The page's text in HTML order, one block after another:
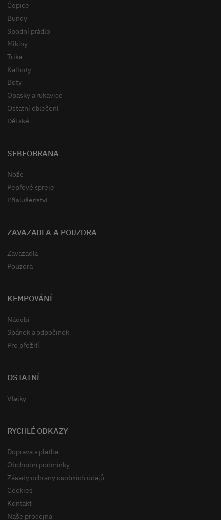
Čepice
Bundy
Spodní prádlo
Mikiny
Trika
Kalhoty
Boty
Opasky a rukavice
Ostatní oblečení
Dětské
SEBEOBRANA
Nože
Pepřové spreje
Příslušenství
ZAVAZADLA A POUZDRA
Zavazadla
Pouzdra
KEMPOVÁNÍ
Nádobí
Spánek a odpočinek
Pro přežití
OSTATNÍ
Vlajky
RYCHLÉ ODKAZY
Doprava a platba
Obchodní podmínky
Zásady ochrany osobních údajů
Cookies
Kontakt
Naše prodejna